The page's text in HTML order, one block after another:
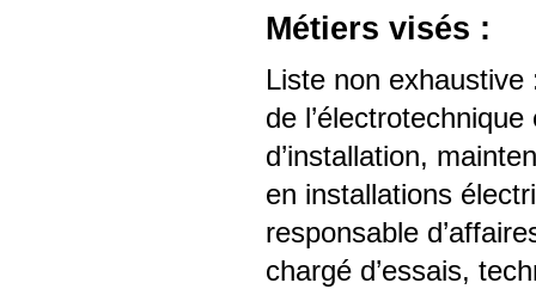
Métiers visés :
Liste non
de
d’installation,
en installations
responsable
chargé d’essais,